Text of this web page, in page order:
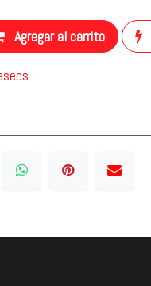
Agregar al carrito